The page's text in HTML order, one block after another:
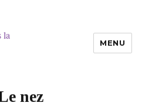
MENU
nez